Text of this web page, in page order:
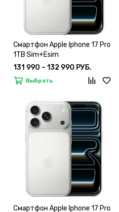
Смартфон Apple Iphone 17 Pro
1TB Sim+Esim
131 990 – 132 990 РУБ.
Выбрать
Смартфон Apple Iphone 17 Pro